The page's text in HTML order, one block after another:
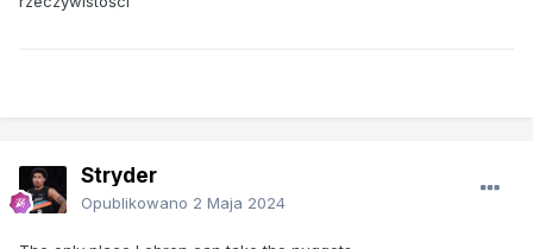
Stryder
Opublikowano 2 Maja 2024